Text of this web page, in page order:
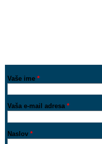
Vaše ime *
Vaša e-mail adresa *
Naslov *